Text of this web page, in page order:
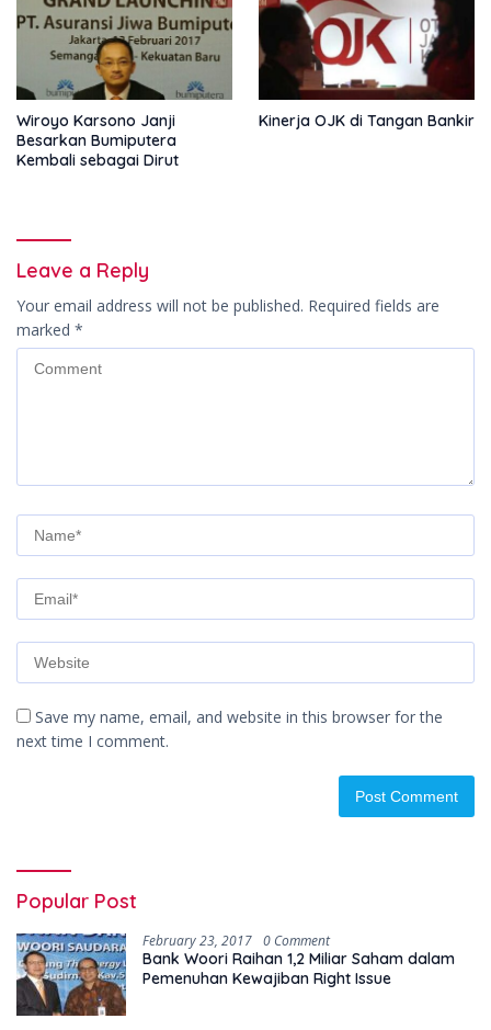
Wiroyo Karsono Janji
Besarkan Bumiputera
Kembali sebagai Dirut
Kinerja OJK di Tangan Bankir
Leave a Reply
Your email address will not be published. Required fields are
marked *
Save my name, email, and website in this browser for the
next time I comment.
Popular Post
February 23, 2017 0 Comment
Bank Woori Raihan 1,2 Miliar Saham dalam
Pemenuhan Kewajiban Right Issue